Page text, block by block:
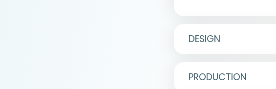
DESIGN
Prototypage
PRODUCTION